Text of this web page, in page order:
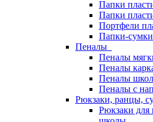
Папки
Папки
Портфели
Папки-
Пеналы
Пеналы
Пеналы
Пеналы
Пеналы с
Рюкзаки, ранцы,
Рюкзаки для